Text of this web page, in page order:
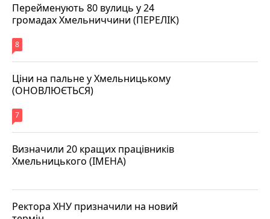
Перейменують 80 вулиць у 24
громадах Хмельниччини (ПЕРЕЛІК)
8
Ціни на пальне у Хмельницькому
(ОНОВЛЮЄТЬСЯ)
7
Визначили 20 кращих працівників
Хмельницького (ІМЕНА)
Ректора ХНУ призначили на новий